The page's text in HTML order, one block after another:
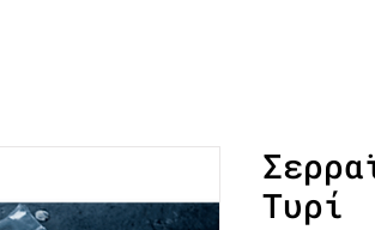
Τυρί